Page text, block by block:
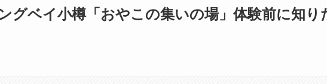
グベイ小樽「おやこの集いの場」体験前に知り